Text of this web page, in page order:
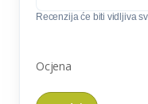
Recenzija će biti vidljiva
Ocjena